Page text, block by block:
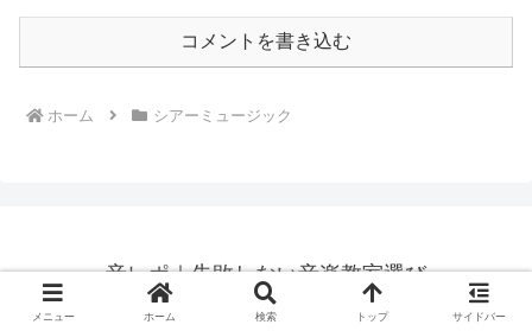
コメントを書き込む
ホーム シアーミュージック
音レポ｜失敗しない音楽教室選び
運営者情報
【2026年最新】ボイトレ教室安
メニュー ホーム 検索 トップ サイドバー